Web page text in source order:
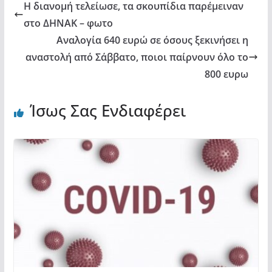
Η διανομή τελείωσε, τα σκουπίδια παρέμειναν
στο ΔΗΝΑΚ – φωτο
Αναλογία 640 ευρώ σε όσους ξεκινήσει η
αναστολή από Σάββατο, ποιοι παίρνουν όλο το
800 ευρω
Ίσως Σας Ενδιαφέρει